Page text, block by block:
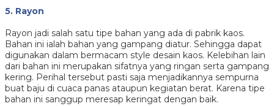
5. Rayon
Rayon jadi salah satu tipe bahan yang ada di pabrik kaos.
Bahan ini ialah bahan yang gampang diatur. Sehingga dapat
digunakan dalam bermacam style desain kaos. Kelebihan lain
dari bahan ini merupakan sifatnya yang ringan serta gampang
kering. Perihal tersebut pasti saja menjadikannya sempurna
buat baju di cuaca panas ataupun kegiatan berat. Karena tipe
bahan ini sanggup meresap keringat dengan baik.